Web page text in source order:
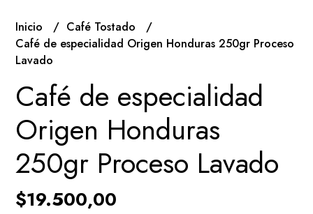
Inicio
Café Tostado
Café de especialidad Origen Honduras 250gr Proceso
Lavado
Café de especialidad
Origen Honduras
250gr Proceso Lavado
$19.500,00